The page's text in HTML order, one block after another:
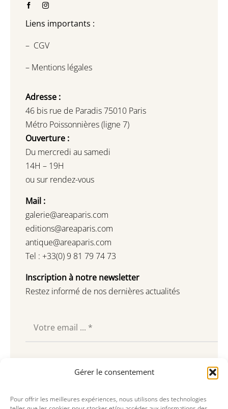
Gérer le consentement
Pour offrir les meilleures expériences, nous utilisons des technologies
Liens importants :
– CGV
– Mentions légales
Adresse :
46 bis rue de Paradis 75010 Paris
Métro Poissonnières (ligne 7)
Ouverture :
Du mercredi au samedi
14H – 19H
ou sur rendez-vous
Mail :
galerie@areaparis.com
editions@areaparis.com
antique@areaparis.com
Tel : +33(0) 9 81 79 74 73
Inscription à notre newsletter
Restez informé de nos dernières actualités
Souscrire